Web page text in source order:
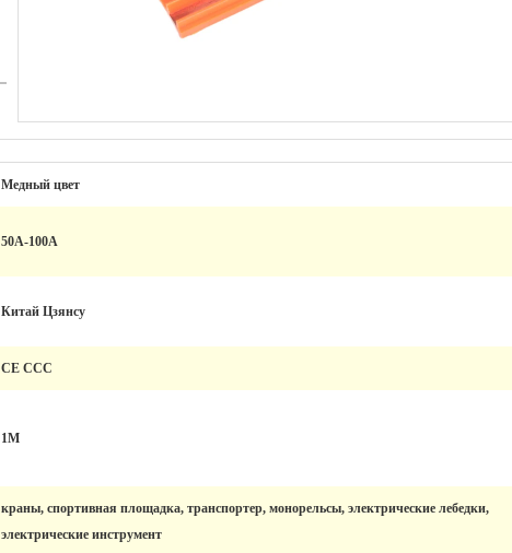
Медный цвет
50A-100A
Китай Цзянсу
CE CCC
1M
краны, спортивная площадка, транспортер, монорельсы, электрические лебедки,
электрические инструмент